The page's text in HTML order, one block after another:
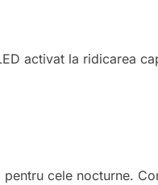
activat la ridicarea
cele nocturne.